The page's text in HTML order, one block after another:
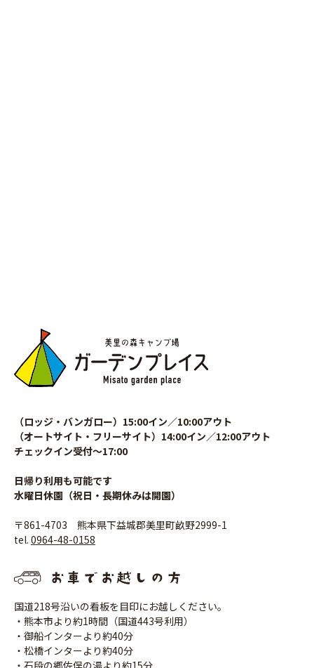
（ロッジ・バンガロー）15:00イン／10:00アウト
（オートサイト・フリーサイト）14:00イン／12:00アウト
チェックイン受付〜17:00
日帰り利用も可能です
水曜日休園（祝日・長期休みは開園）
〒861-4703 熊本県下益城郡美里町畝野2999-1
tel. 0964-48-0158
国道218号沿いの看板を目印にお越しください。
・熊本市より約1時間（国道443号利用）
・御船インターより約40分
・松橋インターより約40分